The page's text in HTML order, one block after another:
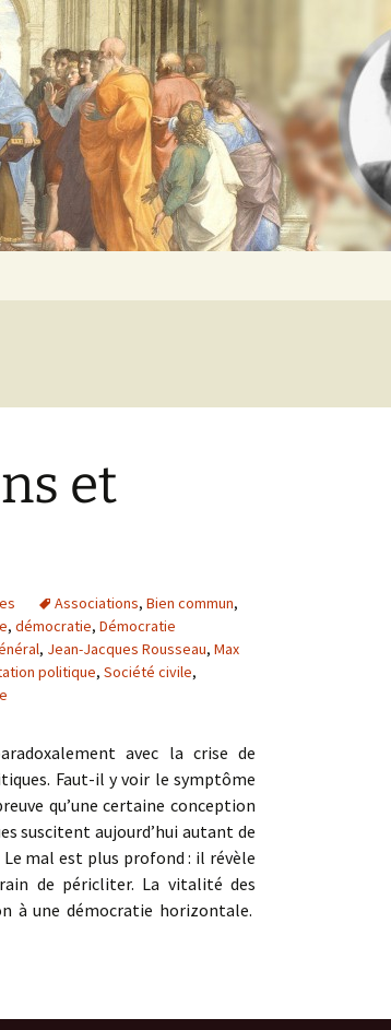
et
Associations, Bien commun,
, démocratie, Démocratie
, Jean-Jacques Rousseau, Max
politique, Société civile,
avec la crise de
Faut-il y voir le symptôme
qu’une certaine conception
suscitent aujourd’hui autant de
Le mal est plus profond : il révèle
de péricliter. La vitalité des
à une démocratie horizontale.